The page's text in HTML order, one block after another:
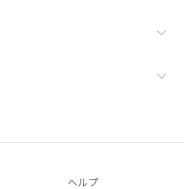
ヘルプ